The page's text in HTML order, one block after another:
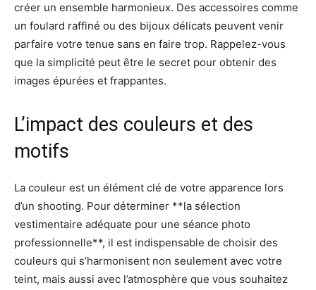
créer un ensemble harmonieux. Des accessoires comme
un foulard raffiné ou des bijoux délicats peuvent venir
parfaire votre tenue sans en faire trop. Rappelez-vous
que la simplicité peut être le secret pour obtenir des
images épurées et frappantes.
L’impact des couleurs et des
motifs
La couleur est un élément clé de votre apparence lors
d’un shooting. Pour déterminer **la sélection
vestimentaire adéquate pour une séance photo
professionnelle**, il est indispensable de choisir des
couleurs qui s’harmonisent non seulement avec votre
teint, mais aussi avec l’atmosphère que vous souhaitez